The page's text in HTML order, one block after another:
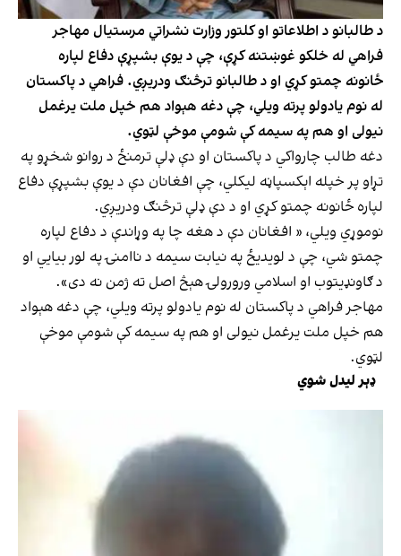
د طالبانو د اطلاعاتو او کلتور وزارت نشراتي مرستیال مهاجر
فراهي له خلکو غوښتنه کړې، چې د یوې بشپړې دفاع لپاره
ځانونه چمتو کړي او د طالبانو ترڅنګ ودریږي. فراهي د پاکستان
له نوم یادولو پرته ویلي، چې دغه هېواد هم خپل ملت یرغمل
نیولی او هم په سیمه کې شومې موخې لټوي.
دغه طالب چارواکي د پاکستان او دې ډلې ترمنځ د روانو شخړو په
تړاو پر خپله اېکسپاڼه لیکلي، چې افغانان دې د یوې بشپړې دفاع
لپاره ځانونه چمتو کړي او د دې ډلې ترڅنګ ودریږي.
نوموړي ویلي، « افغانان دې د هغه چا په وړاندې د دفاع لپاره
چمتو شي، چې د لویدیځ په نیابت سیمه د ناامنۍ په لور بیايي او
د ګاونډیتوب او اسلامي ورورولۍ هېڅ اصل ته ژمن نه دی».
مهاجر فراهي د پاکستان له نوم یادولو پرته ویلي، چې دغه هېواد
هم خپل ملت یرغمل نیولی او هم په سیمه کې شومې موخې
لټوي.
ډېر لیدل شوي